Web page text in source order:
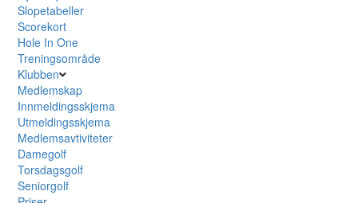
Slopetabeller
Scorekort
Hole In One
Treningsområde
Klubben
Medlemskap
Innmeldingsskjema
Utmeldingsskjema
Medlemsavtiviteter
Damegolf
Torsdagsgolf
Seniorgolf